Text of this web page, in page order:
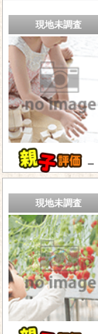
現地未調査
－
現地未調査